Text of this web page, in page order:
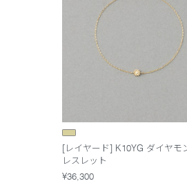
[レイヤード] K10YG ダイヤモ
レスレット
¥36,300